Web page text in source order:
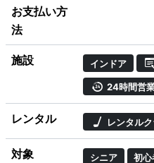
お支払い方
法
施設 インドア
24時間営
レンタル レンタル
対象 シニア 初心